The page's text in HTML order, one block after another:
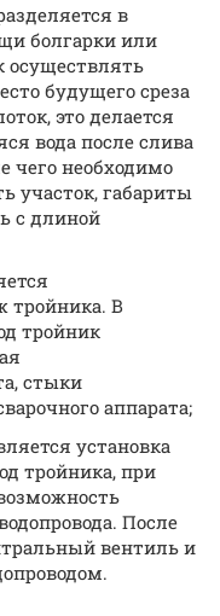
в
болгарки или
осуществлять
будущего среза
это делается
вода после слива
чего необходимо
участок, габариты
с длиной
тройника. В
тройник
стыки
аппарата;
установка
тройника, при
После
вентиль и